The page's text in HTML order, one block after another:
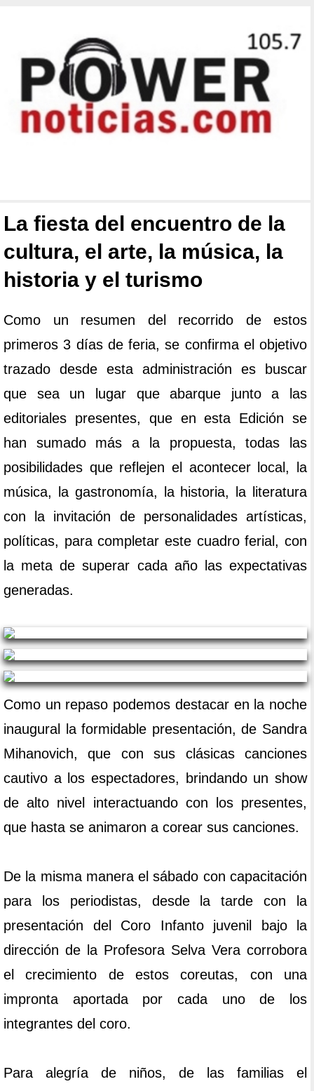
La fiesta del encuentro de la
cultura, el arte, la música, la
historia y el turismo
Como un resumen del recorrido de estos
primeros 3 días de feria, se confirma el objetivo
trazado desde esta administración es buscar
que sea un lugar que abarque junto a las
editoriales presentes, que en esta Edición se
han sumado más a la propuesta, todas las
posibilidades que reflejen el acontecer local, la
música, la gastronomía, la historia, la literatura
con la invitación de personalidades artísticas,
políticas, para completar este cuadro ferial, con
la meta de superar cada año las expectativas
generadas.
Como un repaso podemos destacar en la noche
inaugural la formidable presentación, de Sandra
Mihanovich, que con sus clásicas canciones
cautivo a los espectadores, brindando un show
de alto nivel interactuando con los presentes,
que hasta se animaron a corear sus canciones.
De la misma manera el sábado con capacitación
para los periodistas, desde la tarde con la
presentación del Coro Infanto juvenil bajo la
dirección de la Profesora Selva Vera corrobora
el crecimiento de estos coreutas, con una
impronta aportada por cada uno de los
integrantes del coro.
Para alegría de niños, de las familias el